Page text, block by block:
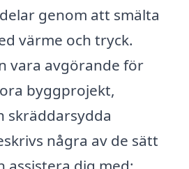
genom att smälta
värme och tryck.
vara avgörande för
byggprojekt,
skräddarsydda
några av de sätt